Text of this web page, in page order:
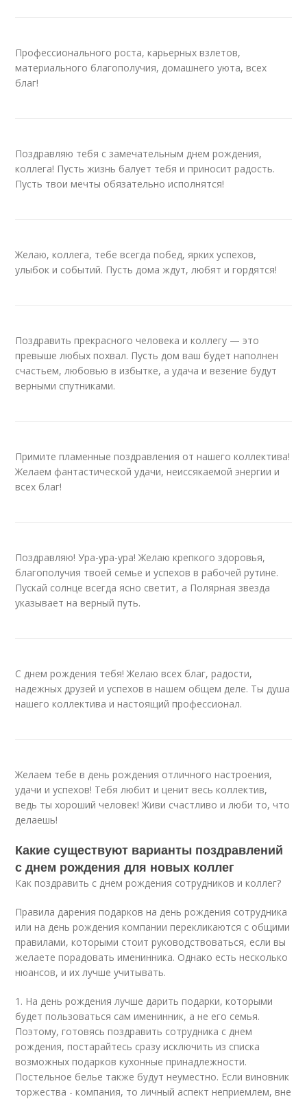
Профессионального роста, карьерных взлетов,
материального благополучия, домашнего уюта, всех
благ!
Поздравляю тебя с замечательным днем рождения,
коллега! Пусть жизнь балует тебя и приносит радость.
Пусть твои мечты обязательно исполнятся!
Желаю, коллега, тебе всегда побед, ярких успехов,
улыбок и событий. Пусть дома ждут, любят и гордятся!
Поздравить прекрасного человека и коллегу — это
превыше любых похвал. Пусть дом ваш будет наполнен
счастьем, любовью в избытке, а удача и везение будут
верными спутниками.
Примите пламенные поздравления от нашего коллектива!
Желаем фантастической удачи, неиссякаемой энергии и
всех благ!
Поздравляю! Ура-ура-ура! Желаю крепкого здоровья,
благополучия твоей семье и успехов в рабочей рутине.
Пускай солнце всегда ясно светит, а Полярная звезда
указывает на верный путь.
С днем рождения тебя! Желаю всех благ, радости,
надежных друзей и успехов в нашем общем деле. Ты душа
нашего коллектива и настоящий профессионал.
Желаем тебе в день рождения отличного настроения,
удачи и успехов! Тебя любит и ценит весь коллектив,
ведь ты хороший человек! Живи счастливо и люби то, что
делаешь!
Какие существуют варианты поздравлений
с днем рождения для новых коллег
Как поздравить с днем рождения сотрудников и коллег?
Правила дарения подарков на день рождения сотрудника
или на день рождения компании перекликаются с общими
правилами, которыми стоит руководствоваться, если вы
желаете порадовать именинника. Однако есть несколько
нюансов, и их лучше учитывать.
1. На день рождения лучше дарить подарки, которыми
будет пользоваться сам именинник, а не его семья.
Поэтому, готовясь поздравить сотрудника с днем
рождения, постарайтесь сразу исключить из списка
возможных подарков кухонные принадлежности.
Постельное белье также будут неуместно. Если виновник
торжества - компания, то личный аспект неприемлем, вне